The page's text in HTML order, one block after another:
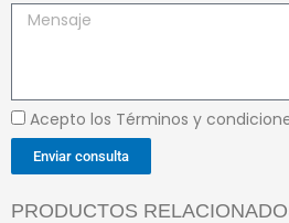
Acepto los Términos y
Enviar consulta
PRODUCTOS